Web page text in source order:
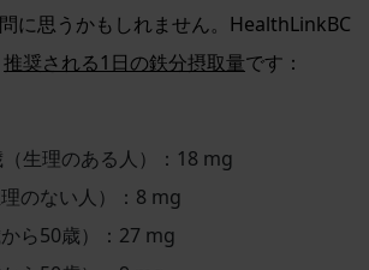
に思うかもしれません。HealthLinkBC
推奨される1日の鉄分摂取量です：
生理のある人）：18 mg
のない人）：8 mg
ら50歳）：27 mg